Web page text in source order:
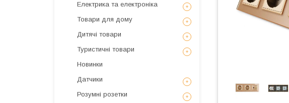
Електрика та електроніка
Товари для дому
Дитячі товари
Туристичні товари
Новинки
Датчики
Розумні розетки